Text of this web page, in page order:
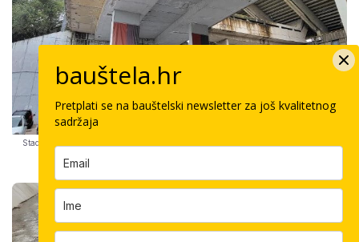
Stadion Poljud | foto: screen shot Grad Split / Sanacija gradskog stadiona Poljud –
bauštela.hr
Pretplati se na bauštelski newsletter za još kvalitetnog
sadržaja